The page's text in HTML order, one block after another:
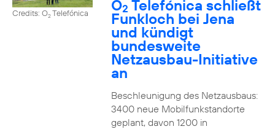
Credits: O2Telefónica O2 Telefónica schließt
Funkloch bei Jena
und kündigt
bundesweite
Netzausbau-Initiative
an
Beschleunigung des Netzausbaus:
3400 neue Mobilfunkstandorte
geplant, davon 1200 in